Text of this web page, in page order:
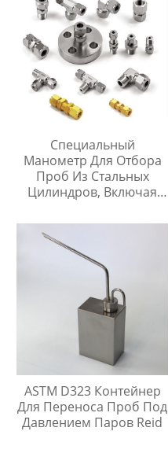
Специальный
Манометр Для Отбора
Проб Из Стальных
Цилиндров, Включая
Нержавеющей Стали
ASTM D323 Контейнер
Для Переноса Проб Под
Давлением Паров Reid